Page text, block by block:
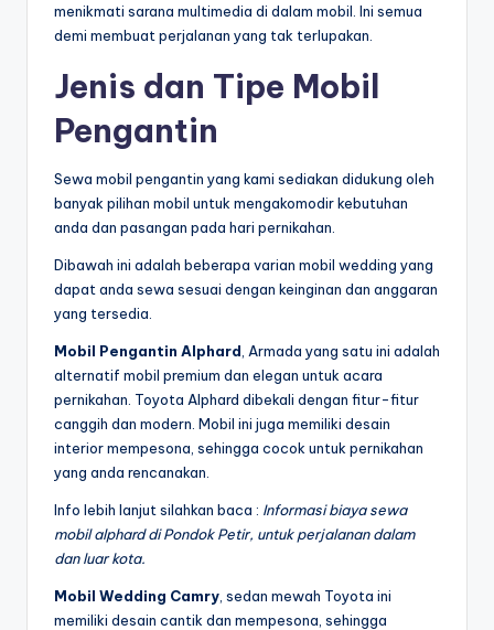
menikmati sarana multimedia di dalam mobil. Ini semua
demi membuat perjalanan yang tak terlupakan.
Jenis dan Tipe Mobil
Pengantin
Sewa mobil pengantin yang kami sediakan didukung oleh
banyak pilihan mobil untuk mengakomodir kebutuhan
anda dan pasangan pada hari pernikahan.
Dibawah ini adalah beberapa varian mobil wedding yang
dapat anda sewa sesuai dengan keinginan dan anggaran
yang tersedia.
Mobil Pengantin Alphard , Armada yang satu ini adalah
alternatif mobil premium dan elegan untuk acara
pernikahan. Toyota Alphard dibekali dengan fitur-fitur
canggih dan modern. Mobil ini juga memiliki desain
interior mempesona, sehingga cocok untuk pernikahan
yang anda rencanakan.
Info lebih lanjut silahkan baca : Informasi biaya sewa
mobil alphard di Pondok Petir, untuk perjalanan dalam
dan luar kota.
Mobil Wedding Camry , sedan mewah Toyota ini
memiliki desain cantik dan mempesona, sehingga